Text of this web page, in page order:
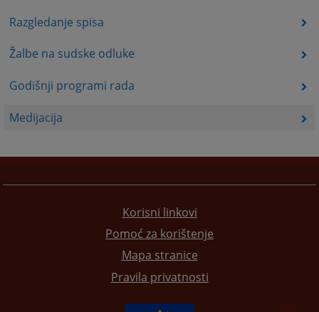
Razgledanje spisa
Žalbe na sudske odluke
Godišnji programi rada
Medijacija
Korisni linkovi
Pomoć za korištenje
Mapa stranice
Pravila privatnosti